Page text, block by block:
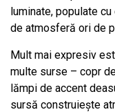
luminate, populate
de atmosferă ori de
Mult mai expresiv
multe surse – copr
lămpi de accent
sursă construiește